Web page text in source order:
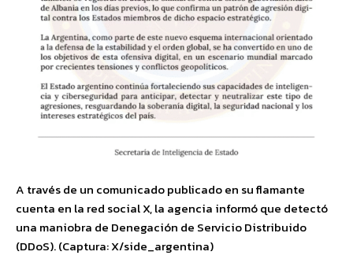
A través de un comunicado publicado en su flamante
cuenta en la red social X, la agencia informó que detectó
una maniobra de Denegación de Servicio Distribuido
(DDoS). (Captura: X/side_argentina)